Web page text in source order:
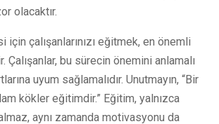
olacaktır.
çalışanlarınızı eğitmek, en önemli
Çalışanlar, bu sürecin önemini anlamalı
uyum sağlamalıdır. Unutmayın, “Bir
kökler eğitimdir.” Eğitim, yalnızca
aynı zamanda motivasyonu da